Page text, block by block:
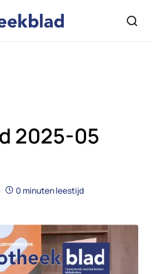
2025-05
0 minuten leestijd